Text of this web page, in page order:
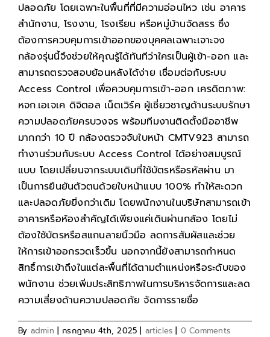
ปลอดภัย โดยเฉพาะในพื้นที่ที่มีความอ่อนไหว เช่น อาคาร
สำนักงาน, โรงงาน, โรงเรียน หรือหมู่บ้านจัดสรร ซึ่ง
ต้องการควบคุมการเข้าออกของบุคคลเฉพาะเจาะจง
กล้องรุ่นนี้จึงช่วยให้คุณรู้ได้ทันทีว่าใครเป็นผู้เข้า-ออก และ
สามารถตรวจสอบย้อนหลังได้ง่าย เชื่อมต่อกับระบบ
Access Control เพื่อควบคุมการเข้า-ออก เครดิตภาพ:
หจก.เอเจเค ดิจิตอล เน็ตเวิร์ค ผู้เชี่ยวชาญด้านระบบรักษา
ความปลอดภัยครบวงจร พร้อมทีมงานติดตั้งมืออาชีพ
มากกว่า 10 ปี กล้องตรวจจับใบหน้า CMTV923 สามารถ
ทำงานร่วมกับระบบ Access Control ได้อย่างสมบูรณ์
แบบ โดยเปลี่ยนจากระบบเดิมที่ใช้บัตรหรือรหัสผ่าน มา
เป็นการยืนยันตัวตนด้วยใบหน้าแบบ 100% ทำให้สะดวก
และปลอดภัยยิ่งกว่าเดิม โดยพนักงานในบริษัทสามารถเข้า
อาคารหรือห้องสำคัญได้เพียงแค่เดินผ่านกล้อง โดยไม่
ต้องใช้บัตรหรือสแกนลายนิ้วมือ ลดการสัมผัสและช่วย
ให้การเข้าออกรวดเร็วขึ้น นอกจากนี้ยังสามารถกำหนด
สิทธิ์การเข้าถึงในแต่ละพื้นที่ได้ตามตำแหน่งหรือระดับของ
พนักงาน ช่วยเพิ่มประสิทธิภาพในการบริหารจัดการและลด
ความเสี่ยงด้านความปลอดภัย จัดการรายชื่อ
By admin | กรกฎาคม 4th, 2025 | articles | 0 Comments